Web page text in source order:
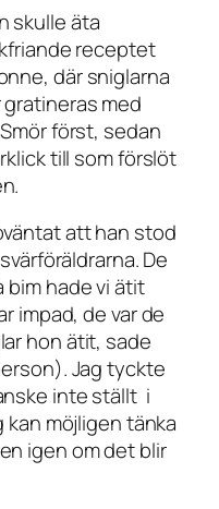
skulle äta
receptet
där sniglarna
med
först, sedan
till som förslöt
att han stod
De
bim hade vi ätit
impad, de var de
hon ätit, sade
Jag tyckte
inte ställt i
möjligen tänka
igen om det blir